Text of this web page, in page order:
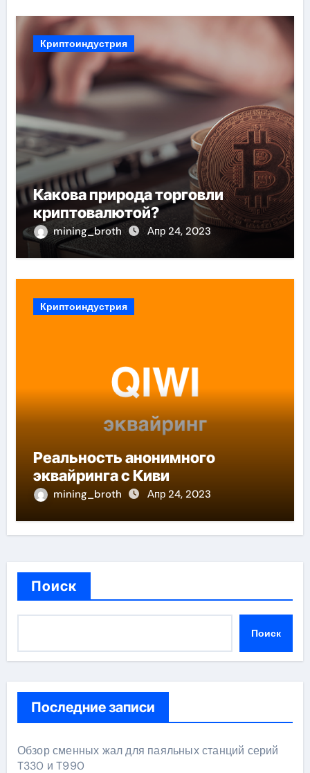
Криптоиндустрия
Какова природа торговли
криптовалютой?
mining_broth Апр 24, 2023
Криптоиндустрия
Реальность анонимного
эквайринга с Киви
mining_broth Апр 24, 2023
Поиск
Поиск
Последние записи
Обзор сменных жал для паяльных станций серий
T330 и T990